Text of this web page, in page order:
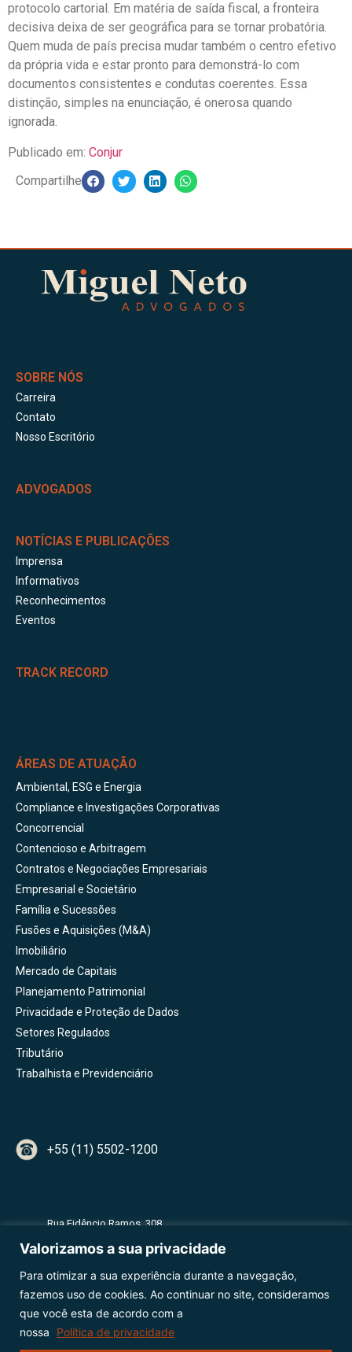
Valorizamos a sua privacidade
Para otimizar a sua experiência durante a navegação,
fazemos uso de cookies. Ao continuar no site, consideramos
que você esta de acordo com a
nossa
Política de privacidade
protocolo cartorial. Em matéria de saída fiscal, a fronteira
decisiva deixa de ser geográfica para se tornar probatória.
Quem muda de país precisa mudar também o centro efetivo
da própria vida e estar pronto para demonstrá-lo com
documentos consistentes e condutas coerentes. Essa
distinção, simples na enunciação, é onerosa quando
ignorada.
Publicado em: Conjur
Compartilhe
SOBRE NÓS
Carreira
Contato
Nosso Escritório
ADVOGADOS
NOTÍCIAS E PUBLICAÇÕES
Imprensa
Informativos
Reconhecimentos
Eventos
TRACK RECORD
ÁREAS DE ATUAÇÃO
Ambiental, ESG e Energia
Compliance e Investigações Corporativas
Concorrencial
Contencioso e Arbitragem
Contratos e Negociações Empresariais
Empresarial e Societário
Família e Sucessões
Fusões e Aquisições (M&A)
Imobiliário
Mercado de Capitais
Planejamento Patrimonial
Privacidade e Proteção de Dados
Setores Regulados
Tributário
Trabalhista e Previdenciário
+55 (11) 5502-1200
Rua Fidêncio Ramos, 308
CEP 04551-010 - São Paulo - SP